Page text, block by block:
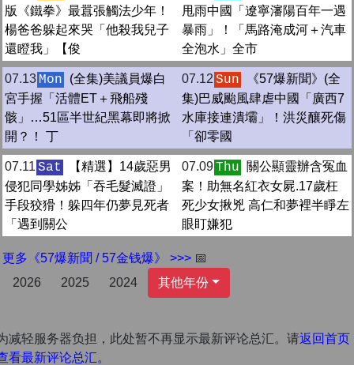
版《鐵拳》最囂張觸法少年！
楊爸爸躲起來哭「他殺我兒子
還瞪我」【俊
甩雨中國「遼寧瀋陽百年一遇
暴雨」！「馬路淹成河＋汽車
全泡水」全市
07.13 Mon
(全集)美議員爆白
宮手握「活體ET＋飛船殘
骸」…51區半世紀黑幕即將掀
開？！ 丁
07.12 Sun
《57爆新聞》(全
集)巴威颱風肆虐中國「廣西7
水庫接連潰壩」！洪災釀死傷
「卻零國
07.11 Sat
【精選】14歲惡男
侵犯同學姊姊「吞毛髮滅證」
手段狡猾！躲四年仍夢見死者
「遇到關公
07.09Thu
關公顯靈辦含冤血
案！助無名紅衣女屍.17歲枉
死少女揪兇 高仁和夢裡半睜左
眼盯嫌犯
更多《57爆新聞 / 57金钱爆》 >>> 📅
2026
2025 2024 其他年份
减轻服务器负担，此处暂不再显示最新评论总汇。请返回首页
看最新评论总汇。